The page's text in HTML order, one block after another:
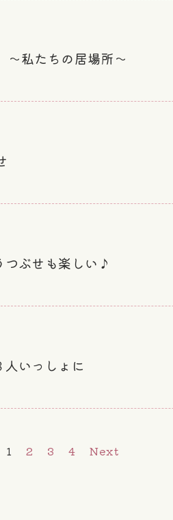
～私たちの居場所～
ぶせも楽しい♪
いっしょに
1 2 3 4 Next